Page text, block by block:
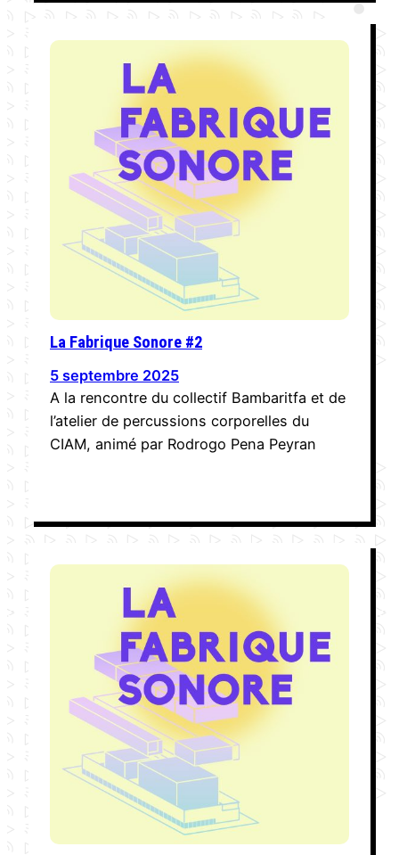
La Fabrique Sonore #2
5 septembre 2025
A la rencontre du collectif Bambaritfa et de
l’atelier de percussions corporelles du
CIAM, animé par Rodrogo Pena Peyran